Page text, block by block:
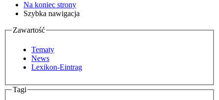
Na koniec strony
Szybka nawigacja
Zawartość
Tematy
News
Lexikon-Eintrag
Tagi